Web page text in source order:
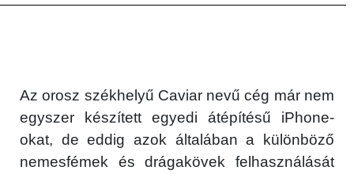
Az orosz székhelyű Caviar nevű cég már nem
egyszer készített egyedi átépítésű iPhone-
okat, de eddig azok általában a különböző
nemesfémek és drágakövek felhasználását